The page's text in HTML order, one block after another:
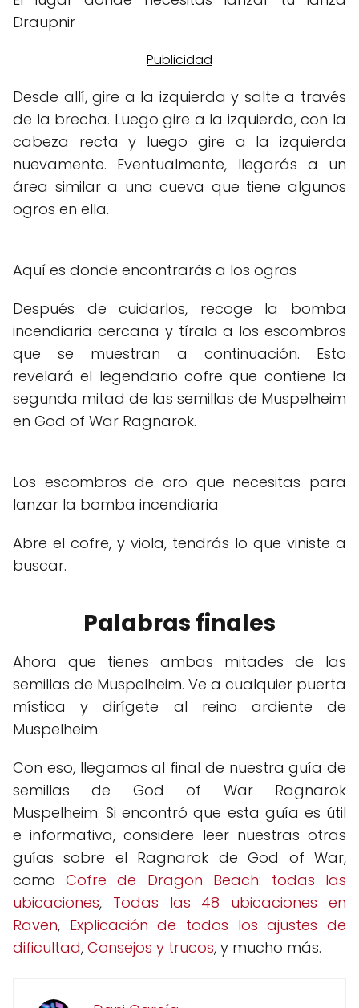
Draupnir
Desde allí, gire a la izquierda y salte a través
de la brecha. Luego gire a la izquierda, con la
cabeza recta y luego gire a la izquierda
nuevamente. Eventualmente, llegarás a un
área similar a una cueva que tiene algunos
ogros en ella.
Aquí es donde encontrarás a los ogros
Después de cuidarlos, recoge la bomba
incendiaria cercana y tírala a los escombros
que se muestran a continuación. Esto
revelará el legendario cofre que contiene la
segunda mitad de las semillas de Muspelheim
en God of War Ragnarok.
Los escombros de oro que necesitas para
lanzar la bomba incendiaria
Abre el cofre, y viola, tendrás lo que viniste a
buscar.
Palabras finales
Ahora que tienes ambas mitades de las
semillas de Muspelheim. Ve a cualquier puerta
mística y dirígete al reino ardiente de
Muspelheim.
Con eso, llegamos al final de nuestra guía de
semillas de God of War Ragnarok
Muspelheim. Si encontró que esta guía es útil
e informativa, considere leer nuestras otras
guías sobre el Ragnarok de God of War,
como Cofre de Dragon Beach: todas las
ubicaciones, Todas las 48 ubicaciones en
Raven, Explicación de todos los ajustes de
dificultad, Consejos y trucos, y mucho más.